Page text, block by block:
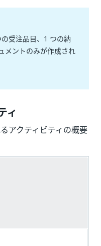
受注品目、1 つの納
メントのみが作成され
ィ
アクティビティの概要